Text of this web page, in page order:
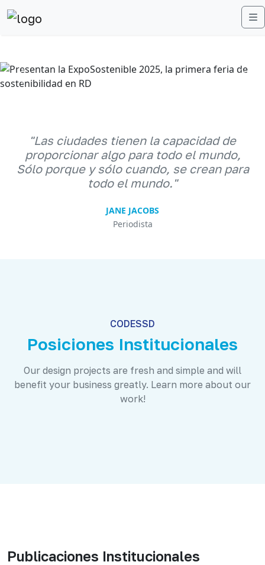
Anterior
"Las ciudades tienen la capacidad de
proporcionar algo para todo el mundo,
Sólo porque y sólo cuando, se crean para
todo el mundo."
JANE JACOBS
Periodista
CODESSD
Posiciones Institucionales
Our design projects are fresh and simple and will
benefit your business greatly. Learn more about our
work!
Publicaciones Institucionales